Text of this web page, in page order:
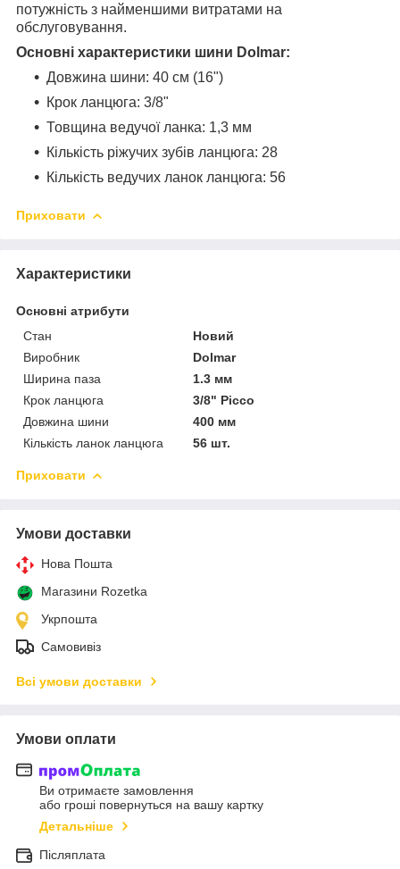
потужність з найменшими витратами на
обслуговування.
Основні характеристики шини Dolmar:
Довжина шини: 40 см (16")
Крок ланцюга: 3/8"
Товщина ведучої ланка: 1,3 мм
Кількість ріжучих зубів ланцюга: 28
Кількість ведучих ланок ланцюга: 56
Приховати
Характеристики
Основні атрибути
Стан
Новий
Виробник
Dolmar
Ширина паза
1.3 мм
Крок ланцюга
3/8" Picco
Довжина шини
400 мм
Кількість ланок ланцюга
56 шт.
Приховати
Умови доставки
Нова Пошта
Магазини Rozetka
Укрпошта
Самовивіз
Всі умови доставки
Умови оплати
Ви отримаєте замовлення
або гроші повернуться на вашу картку
Детальніше
Післяплата